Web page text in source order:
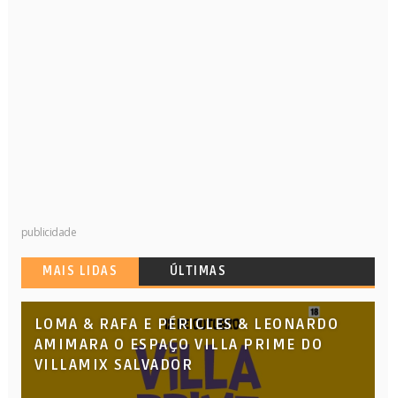
publicidade
MAIS LIDAS ÚLTIMAS
LOMA & RAFA E PÉRICLES & LEONARDO
AMIMARA O ESPAÇO VILLA PRIME DO
VILLAMIX SALVADOR